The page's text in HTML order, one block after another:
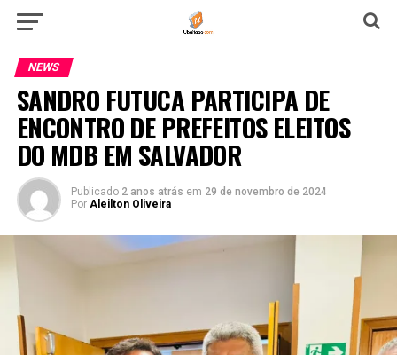
NEWS
SANDRO FUTUCA PARTICIPA DE
ENCONTRO DE PREFEITOS ELEITOS
DO MDB EM SALVADOR
Publicado 2 anos atrás em 29 de novembro de 2024
Por Aleilton Oliveira